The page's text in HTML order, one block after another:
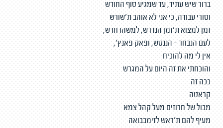
ברור שיש עתיד, עד שמגיע סוף החודש
וסורי עבודה, כי אני לא אוהב ת'שורש
זמן למצוא ת'זמן הנדרש, למשהו חדש,
לעם הנבחר - הננטש, ופאק פאנץ',
אין לי מה להוכיח
והוכחתי את זה היום על המגרש
ככה זה
קראטה
מבול של חרוזים מעל קהל צמא
מעיף להם ת׳ראש לזימבבואה